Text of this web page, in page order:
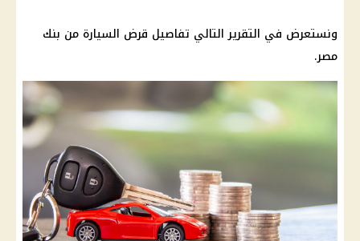
ونستعرض في التقرير التالي تفاصيل قرض السيارة من بنك
مصر.